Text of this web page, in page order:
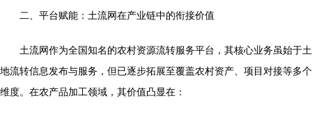
二、平台赋能：土流网在产业链中的衔接价值
土流网作为全国知名的农村资源流转服务平台，其核心业务虽始于土
地流转信息发布与服务，但已逐步拓展至覆盖农村资产、项目对接等多个
维度。在农产品加工领域，其价值凸显在：